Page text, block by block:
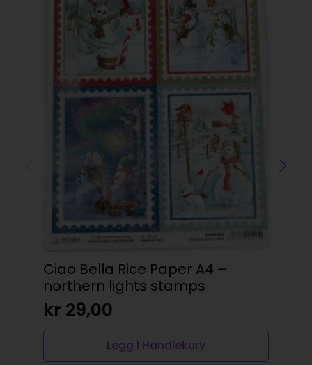
Ciao Bella Rice Paper A4 –
northern lights stamps
kr 29,00
Legg I Handlekurv